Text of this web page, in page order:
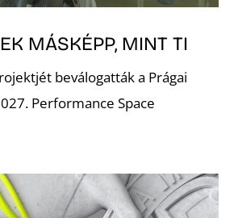
MÁSKÉPP, MINT TI
beválogatták a Prágai
Performance Space